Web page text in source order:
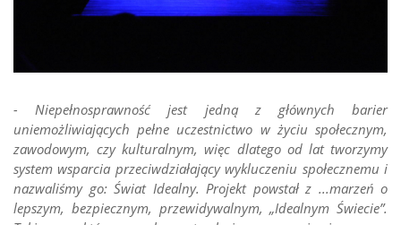
- Niepełnosprawność jest jedną z głównych barier
uniemożliwiających pełne uczestnictwo w życiu społecznym,
zawodowym, czy kulturalnym, więc dlatego od lat tworzymy
system wsparcia przeciwdziałający wykluczeniu społecznemu i
nazwaliśmy go: Świat Idealny. Projekt powstał z ...marzeń o
lepszym, bezpiecznym, przewidywalnym, „Idealnym Świecie”.